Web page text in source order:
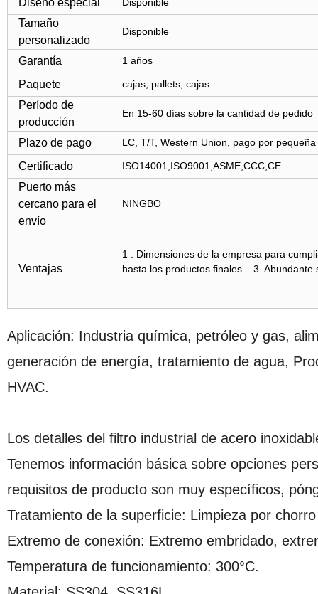
Diseño especial
Tamaño
personalizado
Disponible
Garantía 1 años
Paquete cajas, pallets, cajas
Período de
producción
En 15-60 días sobre la cantidad de pedido
Plazo de pago LC, T/T, Western Union, pago por
Certificado ISO14001,ISO9001,ASME,CCC,CE
Puerto más
cercano para el
envío
NINGBO
Ventajas
1 . Dimensiones de la empresa para
hasta los productos finales 3.
Aplicación: Industria química, petróleo y gas,
generación de energía, tratamiento de agua,
HVAC.
Los detalles del filtro industrial de acero
Tenemos información básica sobre opciones
requisitos de producto son muy específicos,
Tratamiento de la superficie: Limpieza por
Extremo de conexión: Extremo embridado,
Temperatura de funcionamiento: 300°C.